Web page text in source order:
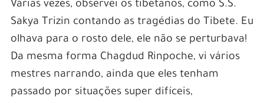
Várias vezes, observei os tibetanos, como S.S.
Sakya Trizin contando as tragédias do Tibete. Eu
olhava para o rosto dele, ele não se perturbava!
Da mesma forma Chagdud Rinpoche, vi vários
mestres narrando, ainda que eles tenham
passado por situações super difíceis,